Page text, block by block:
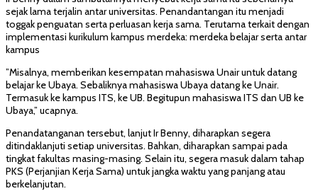
sejak lama terjalin antar universitas. Penandantangan itu menjadi
toggak penguatan serta perluasan kerja sama. Terutama terkait dengan
implementasi kurikulum kampus merdeka: merdeka belajar serta antar
kampus
”Misalnya, memberikan kesempatan mahasiswa Unair untuk datang
belajar ke Ubaya. Sebaliknya mahasiswa Ubaya datang ke Unair.
Termasuk ke kampus ITS, ke UB. Begitupun mahasiswa ITS dan UB ke
Ubaya,” ucapnya.
Penandatanganan tersebut, lanjut Ir Benny, diharapkan segera
ditindaklanjuti setiap universitas. Bahkan, diharapkan sampai pada
tingkat fakultas masing-masing. Selain itu, segera masuk dalam tahap
PKS (Perjanjian Kerja Sama) untuk jangka waktu yang panjang atau
berkelanjutan.